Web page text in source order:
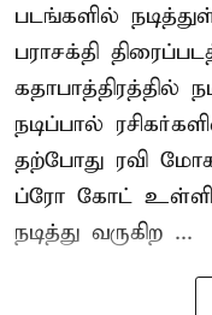
படங்களில்
பராசக்தி
கதாபாத்திரத்தில்
நடிப்பால்
தற்போது ரவி
ப்ரோ கோட்
நடித்து வருகிற ...